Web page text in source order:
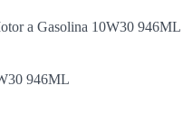
a Gasolina 10W30 946ML